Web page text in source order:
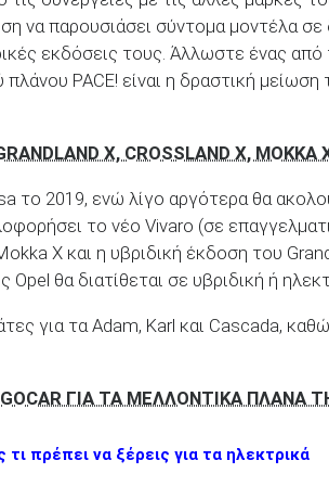
να παρουσιάσει σύντομα μοντέλα σε
εκδόσεις τους. Άλλωστε ένας από
PACE! είναι η δραστική
X, CROSSLAND X, MOKKA
το 2019, ενώ λίγο αργότερα θα
το νέο Vivaro (σε
X και η υβριδική έκδοση του
θα διατίθεται σε υβριδική ή
για τα Adam, Karl και Cascada,
ΓΙΑ ΤΑ ΜΕΛΛΟΝΤΙΚΑ ΠΛΑΝΑ
πρέπει να ξέρεις για τα ηλεκτρικά